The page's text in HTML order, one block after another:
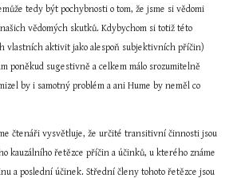
tedy být pochybnosti o tom, že jsme si vědomi
vědomých skutků. Kdybychom si totiž této
vlastních aktivit jako alespoň subjektivních příčin)
poněkud sugestivně a celkem málo srozumitelně
by i samotný problém a ani Hume by neměl co
čtenáři vysvětluje, že určité transitivní činnosti jsou
kauzálního řetězce příčin a účinků, u kterého známe
a poslední účinek. Střední členy tohoto řetězce jsou